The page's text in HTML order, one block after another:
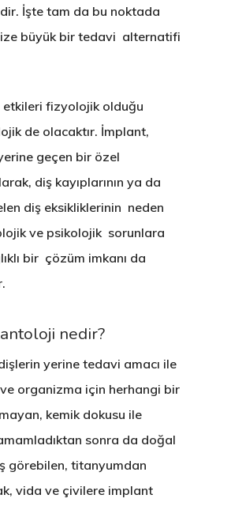
İşte tam da bu noktada
büyük bir tedavi alternatifi
etkileri fizyolojik olduğu
de olacaktır. İmplant,
geçen bir özel
diş kayıplarının ya da
diş eksikliklerinin neden
ve psikolojik sorunlara
bir çözüm imkanı da
nedir?
yerine tedavi amacı ile
organizma için herhangi bir
kemik dokusu ile
sonra da doğal
görebilen, titanyumdan
vida ve çivilere implant